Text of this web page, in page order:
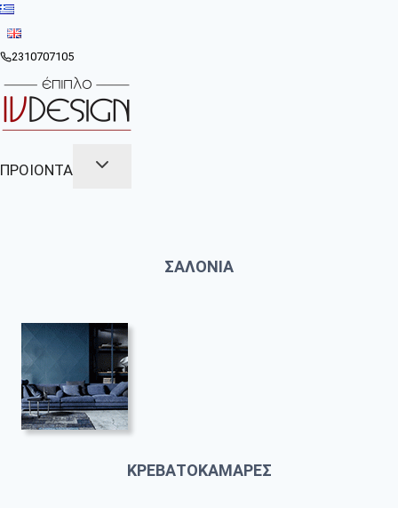
Skip
to
content
2310707105
ΠΡΟΙΟΝΤΑ
ΣΑΛΟΝΙΑ
ΚΡΕΒΑΤΟΚΑΜΑΡΕΣ